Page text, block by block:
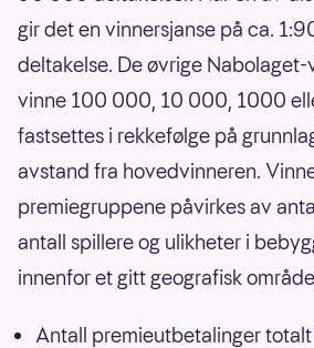
gir det en vinnersjanse på ca.
deltakelse. De øvrige
vinne 100 000, 10 000, 1000
fastsettes i rekkefølge på
avstand fra hovedvinneren.
premiegruppene påvirkes av
antall spillere og ulikheter i
innenfor et gitt geografisk
Antall premieutbetalinger